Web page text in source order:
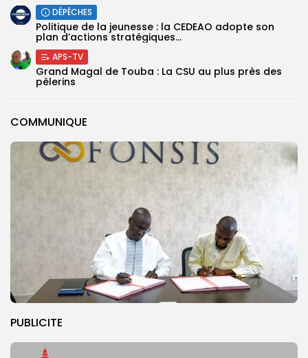
COMMUNIQUE
PUBLICITE
DÉPÊCHES
Politique de la jeunesse : la CEDEAO adopte son
plan d’actions stratégiques...
APS-TV
Grand Magal de Touba : La CSU au plus près des
pèlerins